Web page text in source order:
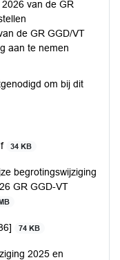
van de GR
de GR GGD/VT
aan te nemen
om bij dit
34 KB
begrotingswijziging
GR GGD-VT
74 KB
2025 en